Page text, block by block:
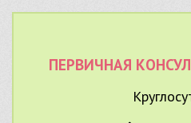
ПЕРВИЧНАЯ